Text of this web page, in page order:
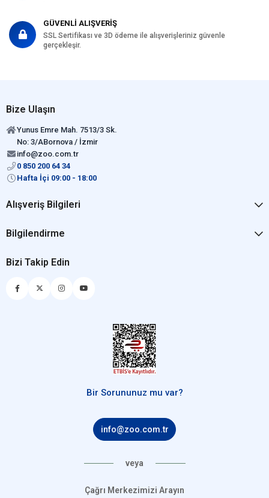
GÜVENLİ ALIŞVERİŞ
SSL Sertifikası ve 3D ödeme ile alışverişleriniz güvenle
gerçekleşir.
Bize Ulaşın
Yunus Emre Mah. 7513/3 Sk.
No: 3/ABornova / İzmir
info@zoo.com.tr
0 850 200 64 34
Hafta İçi 09:00 - 18:00
Alışveriş Bilgileri
Bilgilendirme
Bizi Takip Edin
Bir Sorununuz mu var?
info@zoo.com.tr
veya
Çağrı Merkezimizi Arayın